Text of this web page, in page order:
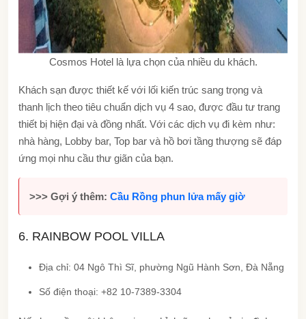
Cosmos Hotel là lựa chọn của nhiều du khách.
Khách sạn được thiết kế với lối kiến trúc sang trọng và
thanh lịch theo tiêu chuẩn dịch vụ 4 sao, được đầu tư trang
thiết bị hiện đại và đồng nhất. Với các dịch vụ đi kèm như:
nhà hàng, Lobby bar, Top bar và hồ bơi tầng thượng sẽ đáp
ứng mọi nhu cầu thư giãn của bạn.
>>> Gợi ý thêm: Cầu Rồng phun lửa mấy giờ
6. RAINBOW POOL VILLA
Địa chỉ: 04 Ngô Thì Sĩ, phường Ngũ Hành Sơn, Đà Nẵng
Số điện thoại: +82 10-7389-3304